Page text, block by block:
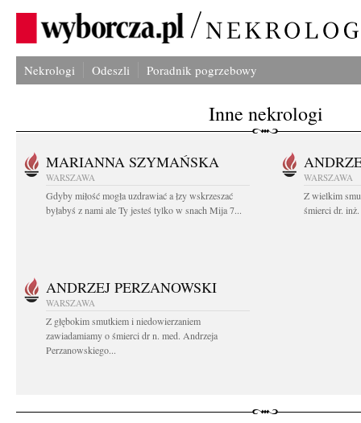
Nekrologi Odeszli Poradnik pogrzebowy
Inne nekrologi
MARIANNA SZYMAŃSKA
WARSZAWA
Gdyby miłość mogła uzdrawiać a łzy wskrzeszać
byłabyś z nami ale Ty jesteś tylko w snach Mija 7...
WARSZAWA
Z wielkim
śmierci dr.
ANDRZEJ PERZANOWSKI
WARSZAWA
Z głębokim smutkiem i niedowierzaniem
zawiadamiamy o śmierci dr n. med. Andrzeja
Perzanowskiego...